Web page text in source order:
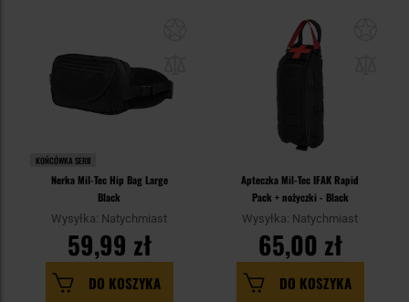
KOŃCÓWKA SERII
Nerka Mil-Tec Hip Bag Large
Black
Wysyłka: Natychmiast
59,99 zł
DO KOSZYKA
Apteczka Mil-Tec IFAK Rapid
Pack + nożyczki - Black
Wysyłka: Natychmiast
65,00 zł
DO KOSZYKA